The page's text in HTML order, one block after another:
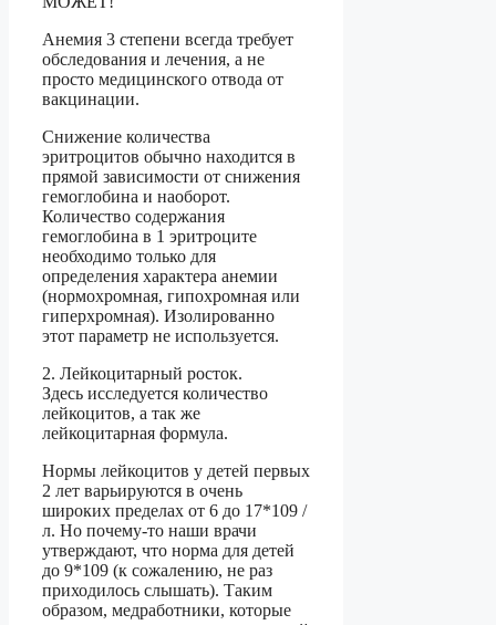
Анемия 3 степени всегда требует
обследования и лечения, а не
просто медицинского отвода от
вакцинации.
Снижение количества
эритроцитов обычно находится в
прямой зависимости от снижения
гемоглобина и наоборот.
Количество содержания
гемоглобина в 1 эритроците
необходимо только для
определения характера анемии
(нормохромная, гипохромная или
гиперхромная). Изолированно
этот параметр не используется.
2. Лейкоцитарный росток.
Здесь исследуется количество
лейкоцитов, а так же
лейкоцитарная формула.
Нормы лейкоцитов у детей первых
2 лет варьируются в очень
широких пределах от 6 до 17*109 /
л. Но почему-то наши врачи
утверждают, что норма для детей
до 9*109 (к сожалению, не раз
приходилось слышать). Таким
образом, медработники, которые